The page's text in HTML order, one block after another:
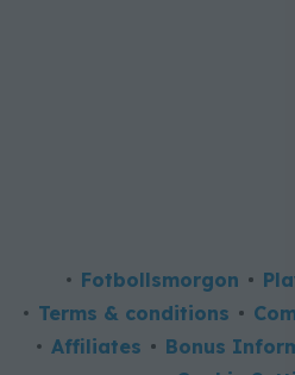
Fotbollsmorgon
Terms & conditions
Affiliates
Bonus